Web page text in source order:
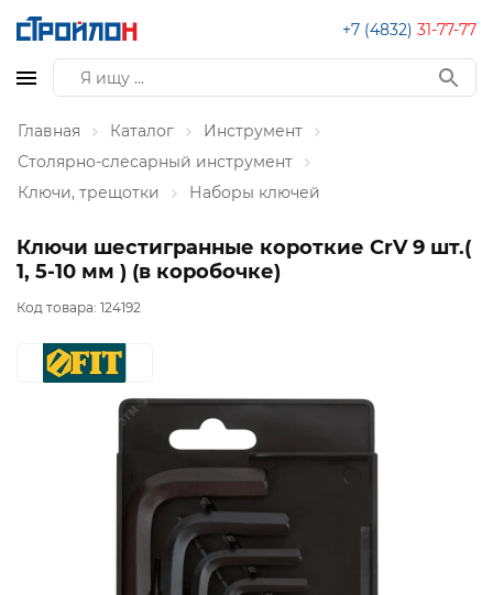
+7 (4832) 31-77-77
Главная Каталог
Инструмент
Столярно-слесарный инструмент
Ключи, трещотки
Наборы ключей
Ключи шестигранные короткие CrV 9 шт.(
1, 5-10 мм ) (в коробочке)
Код товара: 124192